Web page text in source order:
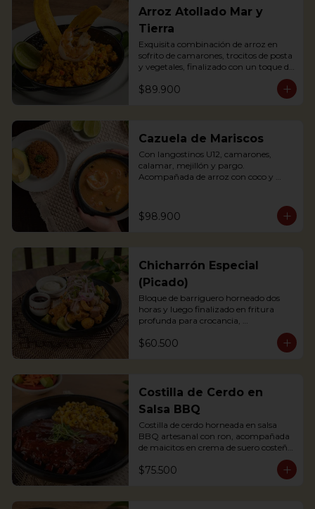
Arroz Atollado Mar y
Tierra
Exquisita combinación de arroz en
sofrito de camarones, trocitos de posta
y vegetales, finalizado con un toque de
leche de coco, cilantro y langostino a la
parrilla.
of coconut milk, coriander and grilled
prawns.
$89.900
Cazuela de Mariscos
Con langostinos U12, camarones,
calamar, mejillón y pargo.
Acompañada de arroz con coco y
Seafood soup containing Shrimp,
mussels, fish and other crustaceans.
$98.900
Chicharrón Especial
(Picado)
Bloque de barriguero horneado dos
horas y luego finalizado en fritura
profunda para crocancia,
cebolla acevichada y reducción de
crunchiness, accompanied by creole
potatoes, onion and agras reduction.
$60.500
Costilla de Cerdo en
Salsa BBQ
Costilla de cerdo horneada en salsa
BBQ artesanal con ron, acompañada
de maicitos en crema de suero costeño
Soft Ribs with rum BBQ sauce, served
$75.500